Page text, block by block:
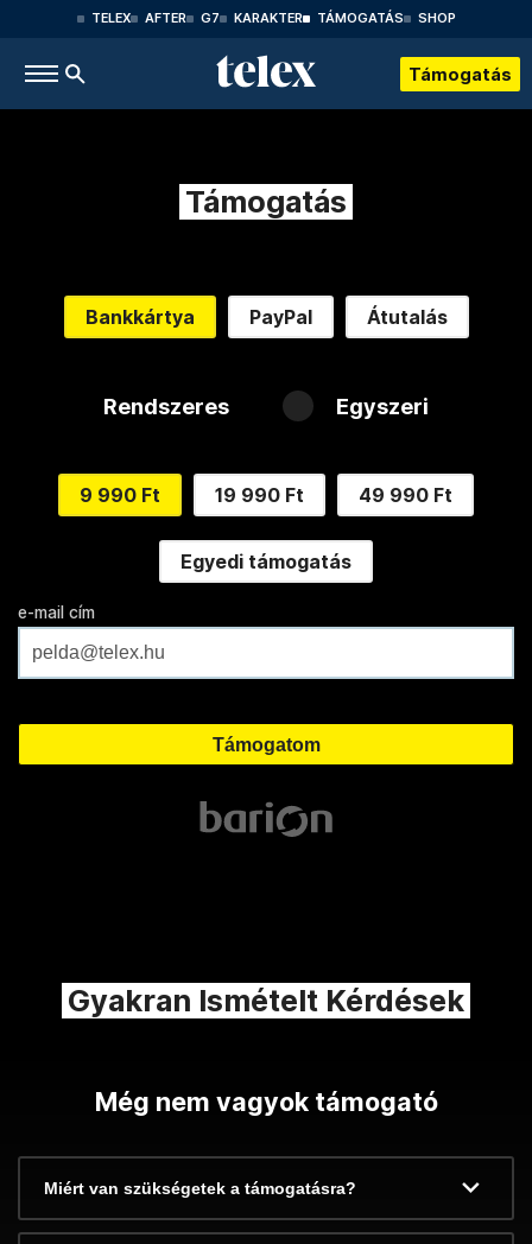
TELEX AFTER G7 KARAKTER TÁMOGATÁS SHOP
Támogatás
Támogatás
Bankkártya PayPal Átutalás
Rendszeres Egyszeri
9 990 Ft 19 990 Ft 49 990 Ft
Egyedi támogatás
e-mail cím
Gyakran Ismételt Kérdések
Még nem vagyok támogató
Miért van szükségetek a támogatásra?